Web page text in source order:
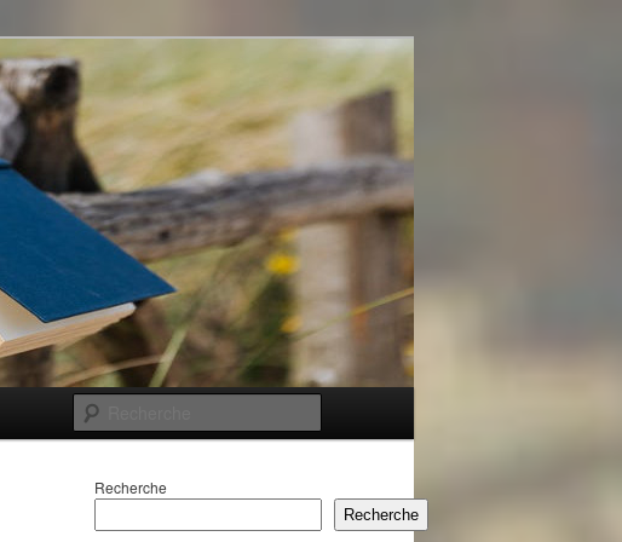
Recherche
Recherche